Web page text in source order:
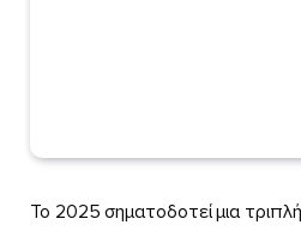
Το 2025 σηματοδοτεί μια